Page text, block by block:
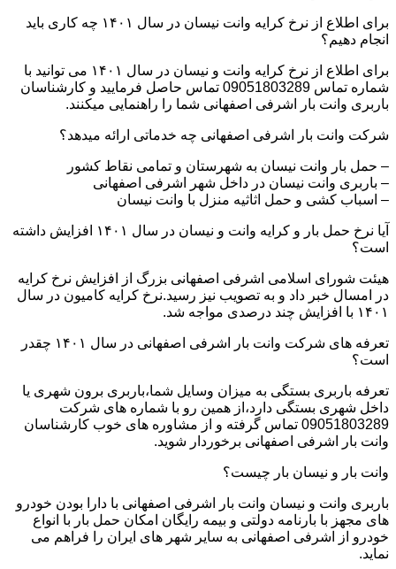
برای اطلاع از نرخ کرایه وانت نیسان در سال ۱۴۰۱ چه کاری باید
انجام دهیم؟
برای اطلاع از نرخ کرایه وانت و نیسان در سال ۱۴۰۱ می توانید با
شماره تماس 09051803289 تماس حاصل فرمایید و کارشناسان
باربری وانت بار اشرفی اصفهانی شما را راهنمایی میکنند.
شرکت وانت بار اشرفی اصفهانی چه خدماتی ارائه میدهد؟
– حمل بار وانت نیسان به شهرستان و تمامی نقاط کشور
– باربری وانت نیسان در داخل شهر اشرفی اصفهانی
– اسباب کشی و حمل اثاثیه منزل با وانت نیسان
آیا نرخ حمل بار و کرایه وانت و نیسان در سال ۱۴۰۱ افزایش داشته
است؟
هیئت شورای اسلامی اشرفی اصفهانی بزرگ از افزایش نرخ کرایه
در امسال خبر داد و به تصویب نیز رسید.نرخ کرایه کامیون در سال
۱۴۰۱ با افزایش چند درصدی مواجه شد.
تعرفه های شرکت وانت بار اشرفی اصفهانی در سال ۱۴۰۱ چقدر
است؟
تعرفه باربری بستگی به میزان وسایل شما،باربری برون شهری یا
داخل شهری بستگی دارد،از همین رو با شماره های شرکت
09051803289 تماس گرفته و از مشاوره های خوب کارشناسان
وانت بار اشرفی اصفهانی برخوردار شوید.
وانت بار و نیسان بار چیست؟
باربری وانت و نیسان وانت بار اشرفی اصفهانی با دارا بودن خودرو
های مجهز با بارنامه دولتی و بیمه رایگان امکان حمل بار با انواع
خودرو از اشرفی اصفهانی به سایر شهر های ایران را فراهم می
نماید.